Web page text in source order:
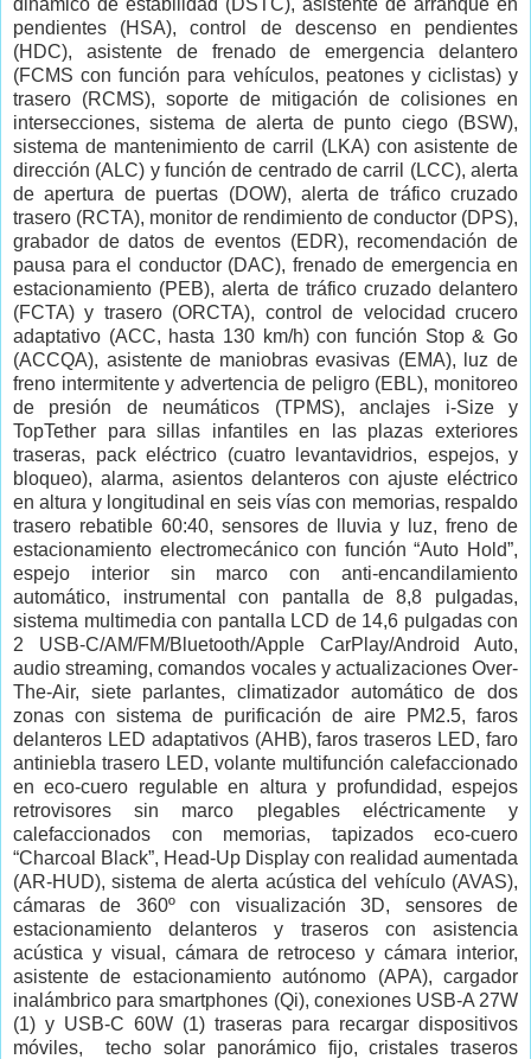
pendientes (HSA), control de descenso en pendientes
(HDC), asistente de frenado de emergencia delantero
(FCMS con función para vehículos, peatones y ciclistas) y
trasero (RCMS), soporte de mitigación de colisiones en
intersecciones, sistema de alerta de punto ciego (BSW),
sistema de mantenimiento de carril (LKA) con asistente de
dirección (ALC) y función de centrado de carril (LCC), alerta
de apertura de puertas (DOW), alerta de tráfico cruzado
trasero (RCTA), monitor de rendimiento de conductor (DPS),
grabador de datos de eventos (EDR), recomendación de
pausa para el conductor (DAC), frenado de emergencia en
estacionamiento (PEB), alerta de tráfico cruzado delantero
(FCTA) y trasero (ORCTA), control de velocidad crucero
adaptativo (ACC, hasta 130 km/h) con función Stop & Go
(ACCQA), asistente de maniobras evasivas (EMA), luz de
freno intermitente y advertencia de peligro (EBL), monitoreo
de presión de neumáticos (TPMS), anclajes i-Size y
TopTether para sillas infantiles en las plazas exteriores
traseras, pack eléctrico (cuatro levantavidrios, espejos, y
bloqueo), alarma, asientos delanteros con ajuste eléctrico
en altura y longitudinal en seis vías con memorias, respaldo
trasero rebatible 60:40, sensores de lluvia y luz, freno de
estacionamiento electromecánico con función “Auto Hold”,
espejo interior sin marco con anti-encandilamiento
automático, instrumental con pantalla de 8,8 pulgadas,
sistema multimedia con pantalla LCD de 14,6 pulgadas con
2 USB-C/AM/FM/Bluetooth/Apple CarPlay/Android Auto,
audio streaming, comandos vocales y actualizaciones Over-
The-Air, siete parlantes, climatizador automático de dos
zonas con sistema de purificación de aire PM2.5, faros
delanteros LED adaptativos (AHB), faros traseros LED, faro
antiniebla trasero LED, volante multifunción calefaccionado
en eco-cuero regulable en altura y profundidad, espejos
retrovisores sin marco plegables eléctricamente y
calefaccionados con memorias, tapizados eco-cuero
“Charcoal Black”, Head-Up Display con realidad aumentada
(AR-HUD), sistema de alerta acústica del vehículo (AVAS),
cámaras de 360º con visualización 3D, sensores de
estacionamiento delanteros y traseros con asistencia
acústica y visual, cámara de retroceso y cámara interior,
asistente de estacionamiento autónomo (APA), cargador
inalámbrico para smartphones (Qi), conexiones USB-A 27W
(1) y USB-C 60W (1) traseras para recargar dispositivos
móviles, techo solar panorámico fijo, cristales traseros